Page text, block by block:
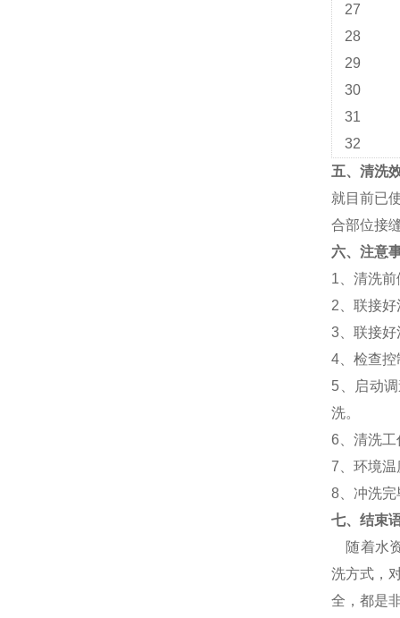
27
28
29
30
31
32
五、清洗
就目前已
合部位接
六、注意
1、清洗
2、联接
3、联接
4、检查
5、启动
洗。
6、清洗
7、环境
8、冲洗
七、结束
随着水
洗方式，
全，都是